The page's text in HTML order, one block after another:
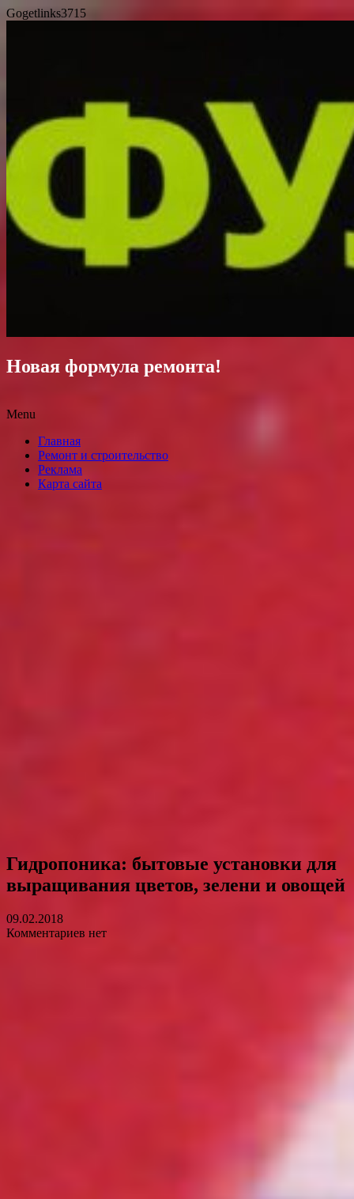
Gogetlinks3715
Новая формула ремонта!
Menu
content
Главная
Ремонт и строительство
Реклама
Карта сайта
Гидропоника: бытовые установки для
выращивания цветов, зелени и овощей
09.02.2018
Комментариев нет